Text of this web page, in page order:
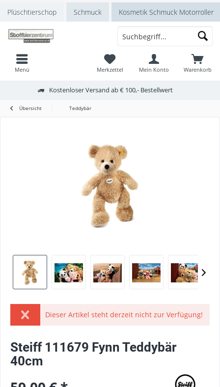
Plüschtierschop Schmuck Kosmetik Schmuck Motorroller
Menü Warenkorb
Merkzettel Mein Konto
Kostenloser Versand ab € 100,- Bestellwert
Übersicht Teddybär
Dieser Artikel steht derzeit nicht zur Verfügung!
Steiff 111679 Fynn Teddybär
40cm